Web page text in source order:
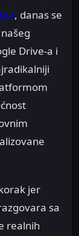
, danas se
Drive-a i
jer
sa
realnih